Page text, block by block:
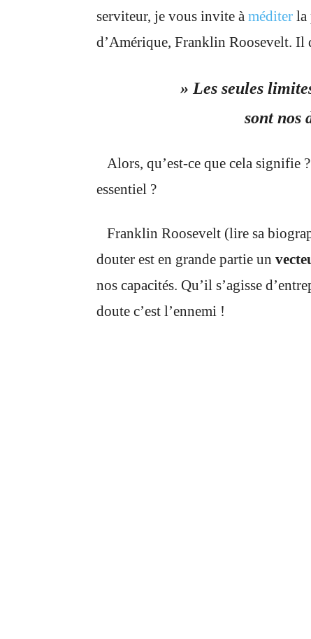
serviteur, je vous invite à méditer la
d’Amérique, Franklin Roosevelt. Il
» Les seules
sont nos
Alors, qu’est-ce que cela signifie
essentiel ?
Franklin Roosevelt (lire sa
douter est en grande partie un
nos capacités. Qu’il s’agisse
doute c’est l’ennemi !